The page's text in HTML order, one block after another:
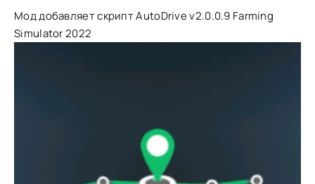
Мод добавляет скрипт AutoDrive v2.0.0.9 Farming
Simulator 2022